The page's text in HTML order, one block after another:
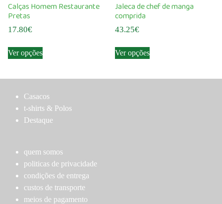
may
on
the
Calças Homem Restaurante
Pretas
17.80€
Ver opçõesproduct
multiple
The
chosen
on
the
product
page
Jaleca de chef de manga
comprida
43.25€
Ver opçõesproduct
multiple
Casacos
t-shirts & Polos
Destaque
quem somos
politicas de privacidade
condições de entrega
custos de transporte
meios de pagamento